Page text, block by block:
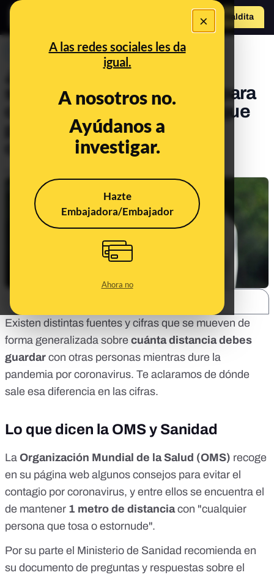
×
A las redes sociales les da
igual.
A nosotros no.
Ayúdanos a
investigar.
Hazte
Embajadora/Embajador
Ahora no
Hazte Maldita
PREBUNKING
¿Cuánto espacio debe
separarte de otra persona para
cumplir la distancia social que
previene el contagio por
coronavirus?
Existen distintas fuentes y cifras que se mueven de
forma generalizada sobre cuánta distancia debes
guardar con otras personas mientras dure la
pandemia por coronavirus. Te aclaramos de dónde
sale esa diferencia en las cifras.
Lo que dicen la OMS y Sanidad
La Organización Mundial de la Salud (OMS) recoge
en su página web algunos consejos para evitar el
contagio por coronavirus, y entre ellos se encuentra el
de mantener 1 metro de distanciacon "cualquier
persona que tosa o estornude".
Por su parte el Ministerio de Sanidad recomienda en
su documento de preguntas y respuestas sobre el